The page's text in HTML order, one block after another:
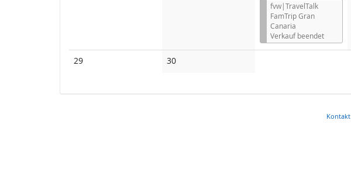
fvw|TravelTalk
FamTrip Gran
Canaria
Verkauf beendet
29Keine
30Keine
Kontakt